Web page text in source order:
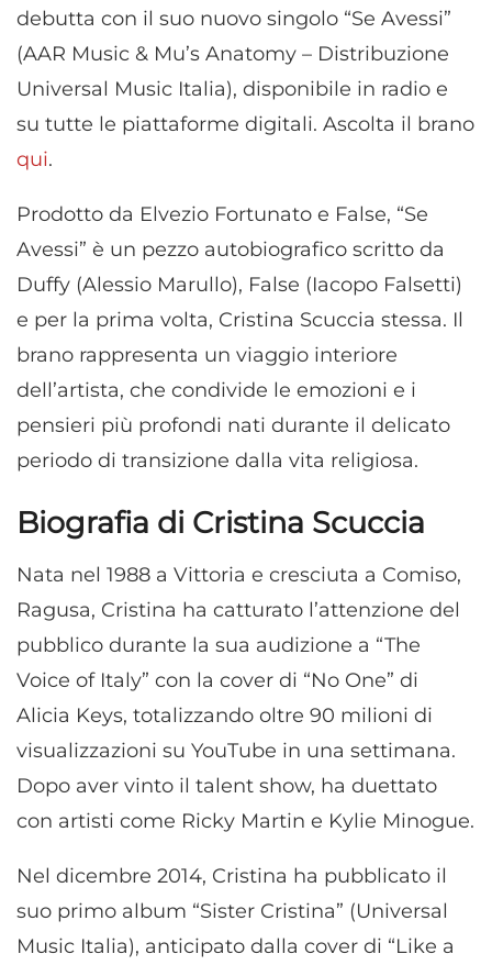
debutta con il suo nuovo singolo “Se Avessi”
(AAR Music & Mu’s Anatomy – Distribuzione
Universal Music Italia), disponibile in radio e
su tutte le piattaforme digitali. Ascolta il brano
qui.
Prodotto da Elvezio Fortunato e False, “Se
Avessi” è un pezzo autobiografico scritto da
Duffy (Alessio Marullo), False (Iacopo Falsetti)
e per la prima volta, Cristina Scuccia stessa. Il
brano rappresenta un viaggio interiore
dell’artista, che condivide le emozioni e i
pensieri più profondi nati durante il delicato
periodo di transizione dalla vita religiosa.
Biografia di Cristina Scuccia
Nata nel 1988 a Vittoria e cresciuta a Comiso,
Ragusa, Cristina ha catturato l’attenzione del
pubblico durante la sua audizione a “The
Voice of Italy” con la cover di “No One” di
Alicia Keys, totalizzando oltre 90 milioni di
visualizzazioni su YouTube in una settimana.
Dopo aver vinto il talent show, ha duettato
con artisti come Ricky Martin e Kylie Minogue.
Nel dicembre 2014, Cristina ha pubblicato il
suo primo album “Sister Cristina” (Universal
Music Italia), anticipato dalla cover di “Like a